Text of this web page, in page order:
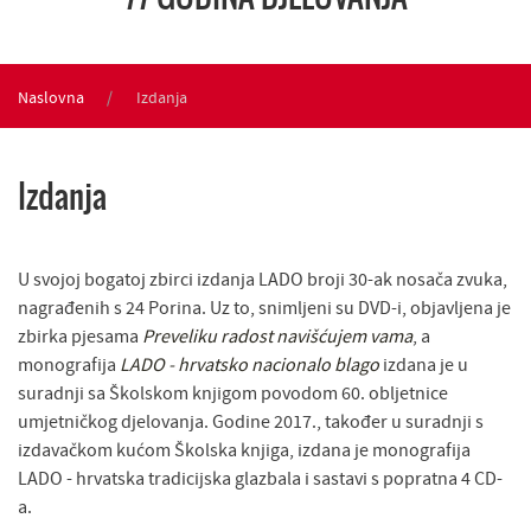
Naslovna Izdanja
Izdanja
U svojoj bogatoj zbirci izdanja LADO broji 30-ak nosača zvuka,
nagrađenih s 24 Porina. Uz to, snimljeni su DVD-i, objavljena je
zbirka pjesama Preveliku radost navišćujem vama, a
monografija LADO - hrvatsko nacionalo blago izdana je u
suradnji sa Školskom knjigom povodom 60. obljetnice
umjetničkog djelovanja. Godine 2017., također u suradnji s
izdavačkom kućom Školska knjiga, izdana je monografija
LADO - hrvatska tradicijska glazbala i sastavi s popratna 4 CD-
a.